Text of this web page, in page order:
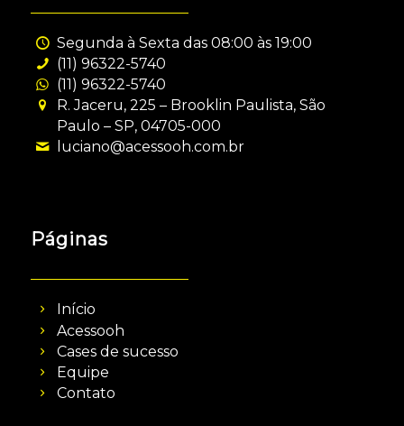
Segunda à Sexta das 08:00 às 19:00
(11) 96322-5740
(11) 96322-5740
R. Jaceru, 225 – Brooklin Paulista, São
Paulo – SP, 04705-000
luciano@acessooh.com.br
Páginas
Início
Acessooh
Cases de sucesso
Equipe
Contato